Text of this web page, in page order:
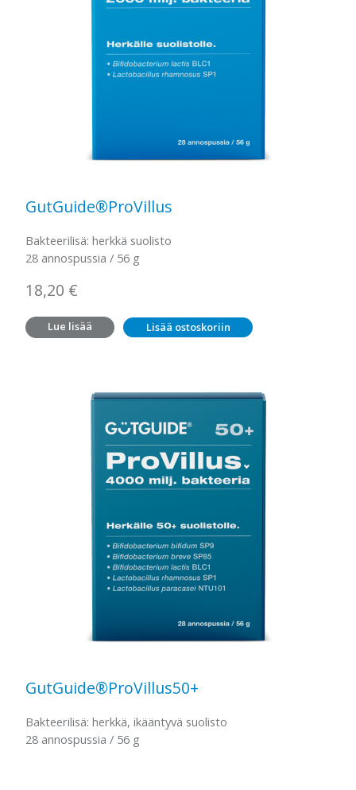
GutGuide®ProVillus
Bakteerilisä: herkkä suolisto
28 annospussia / 56 g
18,20 €
Lue lisää Lisää ostoskoriin
GutGuide®ProVillus50+
Bakteerilisä: herkkä, ikääntyvä suolisto
28 annospussia / 56 g